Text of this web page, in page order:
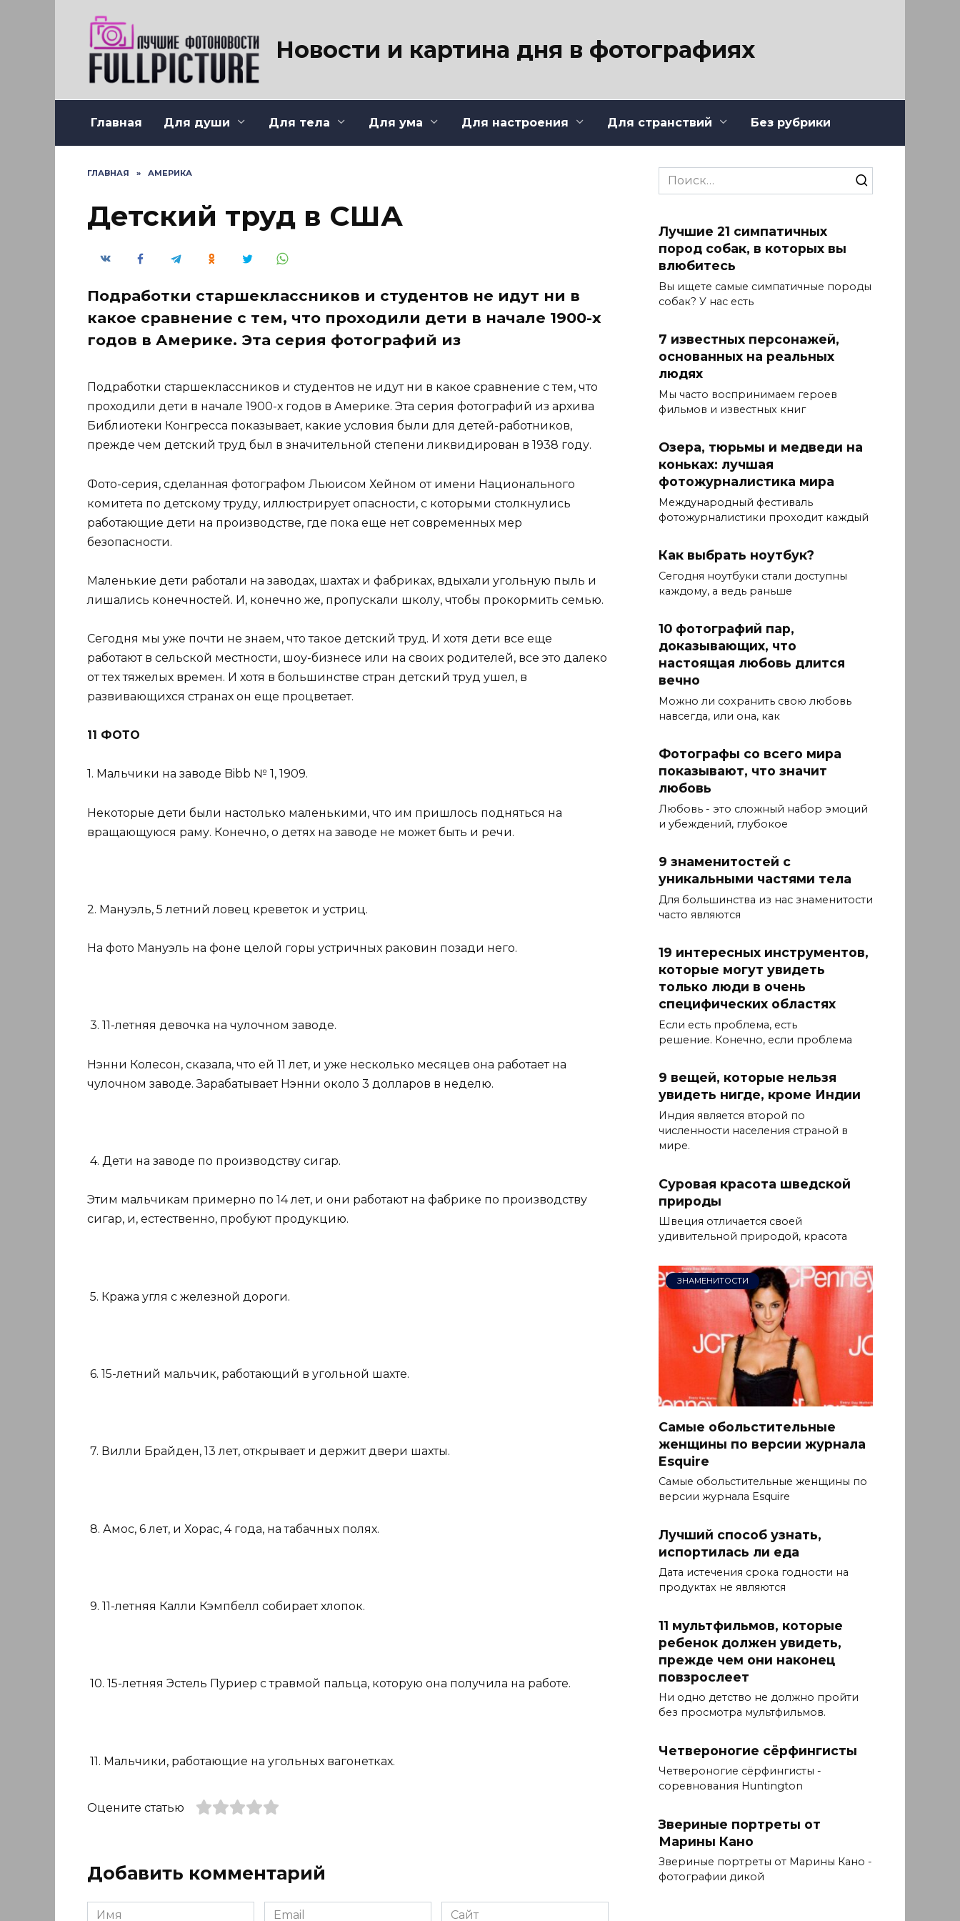
Новости и картина дня в фотографиях
Главная Для души Для тела Для ума Для настроения Для странствий Без рубрики
ГЛАВНАЯ » АМЕРИКА
Детский труд в США
Подработки старшеклассников и студентов не идут ни в
какое сравнение с тем, что проходили дети в начале 1900-х
годов в Америке. Эта серия фотографий из
Подработки старшеклассников и студентов не идут ни в какое сравнение с тем, что
проходили дети в начале 1900-х годов в Америке. Эта серия фотографий из архива
Библиотеки Конгресса показывает, какие условия были для детей-работников,
прежде чем детский труд был в значительной степени ликвидирован в 1938 году.
Фото-серия, сделанная фотографом Льюисом Хейном от имени Национального
комитета по детскому труду, иллюстрирует опасности, с которыми столкнулись
работающие дети на производстве, где пока еще нет современных мер
безопасности.
Маленькие дети работали на заводах, шахтах и фабриках, вдыхали угольную пыль и
лишались конечностей. И, конечно же, пропускали школу, чтобы прокормить семью.
Сегодня мы уже почти не знаем, что такое детский труд. И хотя дети все еще
работают в сельской местности, шоу-бизнесе или на своих родителей, все это далеко
от тех тяжелых времен. И хотя в большинстве стран детский труд ушел, в
развивающихся странах он еще процветает.
11 ФОТО
1. Мальчики на заводе Bibb № 1, 1909.
Некоторые дети были настолько маленькими, что им пришлось подняться на
вращающуюся раму. Конечно, о детях на заводе не может быть и речи.
2. Мануэль, 5 летний ловец креветок и устриц.
На фото Мануэль на фоне целой горы устричных раковин позади него.
3. 11-летняя девочка на чулочном заводе.
Нэнни Колесон, сказала, что ей 11 лет, и уже несколько месяцев она работает на
чулочном заводе. Зарабатывает Нэнни около 3 долларов в неделю.
4. Дети на заводе по производству сигар.
Этим мальчикам примерно по 14 лет, и они работают на фабрике по производству
сигар, и, естественно, пробуют продукцию.
5. Кража угля с железной дороги.
6. 15-летний мальчик, работающий в угольной шахте.
7. Вилли Брайден, 13 лет, открывает и держит двери шахты.
8. Амос, 6 лет, и Хорас, 4 года, на табачных полях.
9. 11-летняя Калли Кэмпбелл собирает хлопок.
10. 15-летняя Эстель Пуриер с травмой пальца, которую она получила на работе.
11. Мальчики, работающие на угольных вагонетках.
Оцените статью
Добавить комментарий
Имя
Email
Сайт
Search
for:
Лучшие 21 симпатичных
пород собак, в которых вы
влюбитесь
Вы ищете самые симпатичные породы
собак? У нас есть
7 известных персонажей,
основанных на реальных
людях
Мы часто воспринимаем героев
фильмов и известных книг
Озера, тюрьмы и медведи на
коньках: лучшая
фотожурналистика мира
Международный фестиваль
фотожурналистики проходит каждый
Как выбрать ноутбук?
Сегодня ноутбуки стали доступны
каждому, а ведь раньше
10 фотографий пар,
доказывающих, что
настоящая любовь длится
вечно
Можно ли сохранить свою любовь
навсегда, или она, как
Фотографы со всего мира
показывают, что значит
любовь
Любовь - это сложный набор эмоций
и убеждений, глубокое
9 знаменитостей с
уникальными частями тела
Для большинства из нас знаменитости
часто являются
19 интересных инструментов,
которые могут увидеть
только люди в очень
специфических областях
Если есть проблема, есть
решение. Конечно, если проблема
9 вещей, которые нельзя
увидеть нигде, кроме Индии
Индия является второй по
численности населения страной в
мире.
Суровая красота шведской
природы
Швеция отличается своей
удивительной природой, красота
ЗНАМЕНИТОСТИ
Самые обольстительные
женщины по версии журнала
Esquire
Самые обольстительные женщины по
версии журнала Esquire
Лучший способ узнать,
испортилась ли еда
Дата истечения срока годности на
продуктах не являются
11 мультфильмов, которые
ребенок должен увидеть,
прежде чем они наконец
повзрослеет
Ни одно детство не должно пройти
без просмотра мультфильмов.
Четвероногие сёрфингисты
Четвероногие сёрфингисты -
соревнования Huntington
Звериные портреты от
Марины Кано
Звериные портреты от Марины Кано -
фотографии дикой